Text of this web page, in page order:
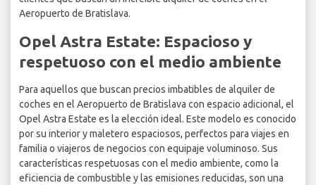
Aeropuerto de Bratislava.
Opel Astra Estate: Espacioso y
respetuoso con el medio ambiente
Para aquellos que buscan precios imbatibles de alquiler de
coches en el Aeropuerto de Bratislava con espacio adicional, el
Opel Astra Estate es la elección ideal. Este modelo es conocido
por su interior y maletero espaciosos, perfectos para viajes en
familia o viajeros de negocios con equipaje voluminoso. Sus
características respetuosas con el medio ambiente, como la
eficiencia de combustible y las emisiones reducidas, son una